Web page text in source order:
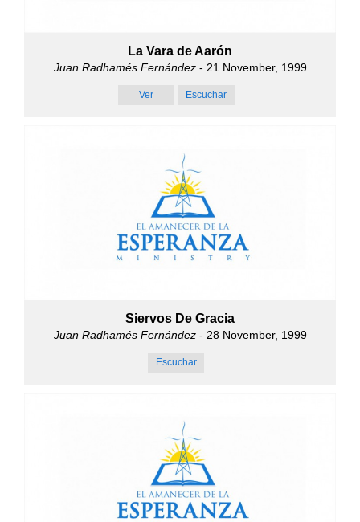
La Vara de Aarón
Juan Radhamés Fernández- 21 November, 1999
Ver Escuchar
Siervos De Gracia
Juan Radhamés Fernández- 28 November, 1999
Escuchar